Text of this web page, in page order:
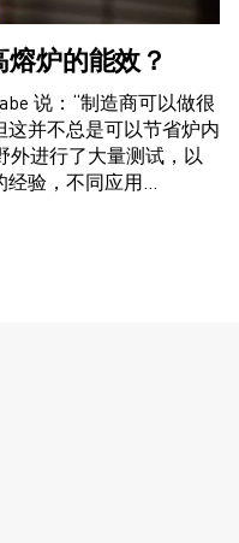
炉的能效？
说：“制造商可以做很
并不总是可以节省炉内
外进行了大量测试，以
验，不同应用…